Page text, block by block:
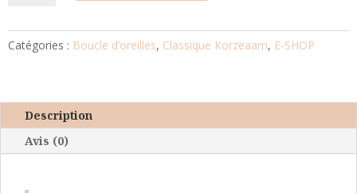
cactus
Catégories : Boucle d’oreilles, Classique Korzeaam, E-SHOP
Description
Avis (0)